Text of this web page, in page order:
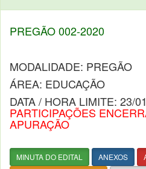
PREGÃO 002-2020
MODALIDADE: PREGÃO
ÁREA: EDUCAÇÃO
DATA / HORA LIMITE: 23/
PARTICIPAÇÕES
APURAÇÃO
MINUTA DO EDITAL ANEXOS